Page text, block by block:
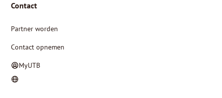
Contact
Partner worden
Contact opnemen
MyUTB